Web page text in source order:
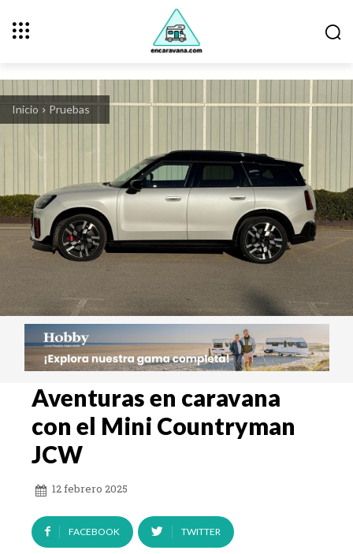
Inicio Pruebas
Aventuras en caravana
con el Mini Countryman
JCW
12 febrero 2025
FACEBOOK TWITTER